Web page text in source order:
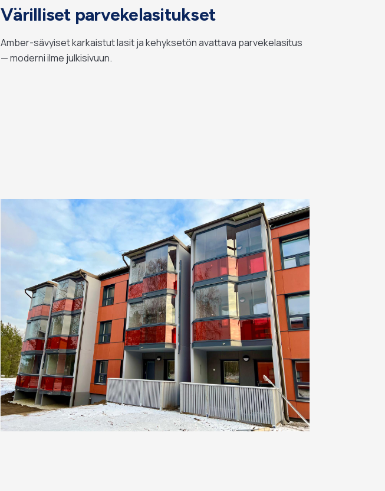
Värilliset parvekelasitukset
Amber-sävyiset karkaistut lasit ja kehyksetön avattava parvekelasitus
— moderni ilme julkisivuun.